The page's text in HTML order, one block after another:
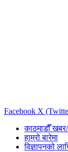
Facebook X
काठमाडौँ
हाम्रो बारेमा
विज्ञापनको